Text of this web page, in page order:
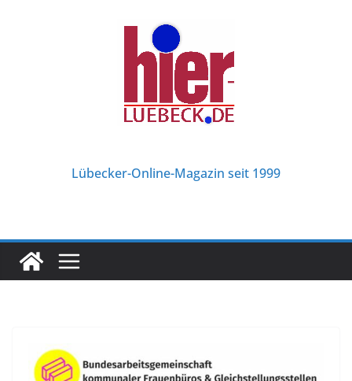
Lübecker-Online-Magazin seit 1999